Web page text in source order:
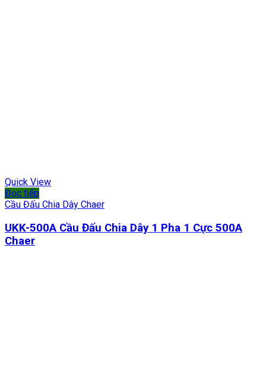
Quick View
Đọc tiếp
Cầu Đấu Chia Dây Chaer
UKK-500A Cầu Đấu Chia Dây 1 Pha 1 Cực 500A
Chaer